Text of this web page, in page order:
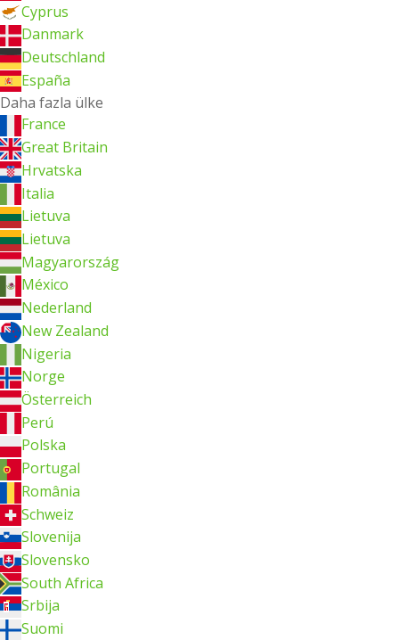
Cyprus
Danmark
Deutschland
España
Daha fazla ülke
France
Great Britain
Hrvatska
Italia
Lietuva
Lietuva
Magyarország
México
Nederland
New Zealand
Nigeria
Norge
Österreich
Perú
Polska
Portugal
România
Schweiz
Slovenija
Slovensko
South Africa
Srbija
Suomi